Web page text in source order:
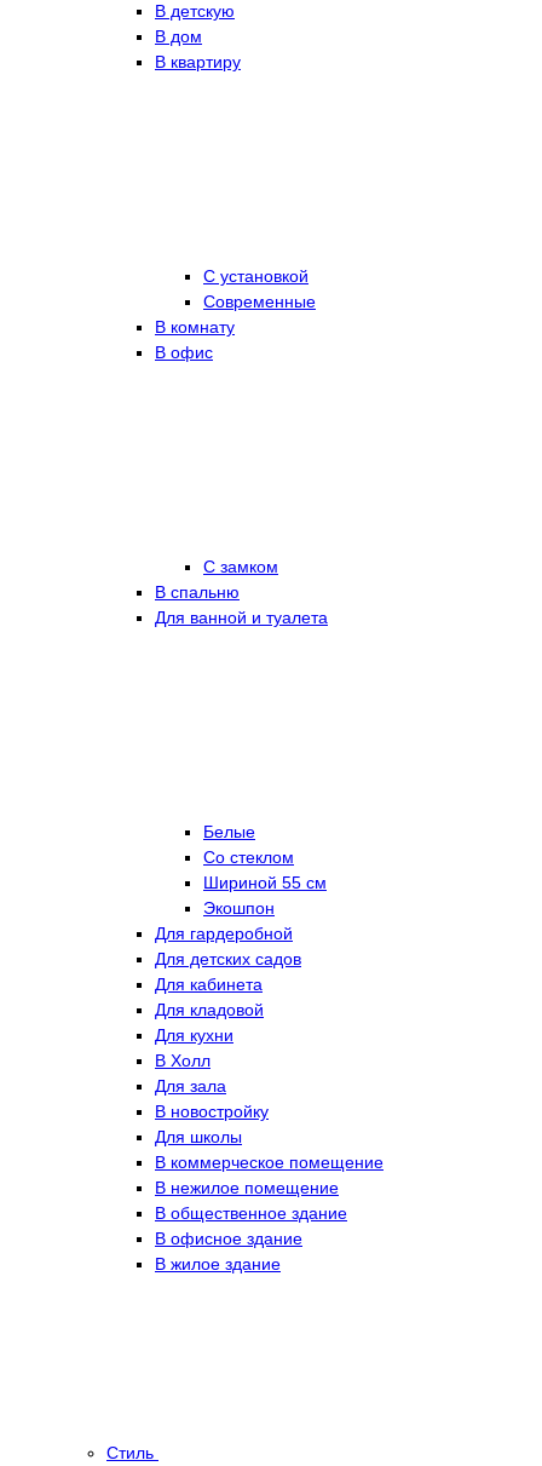
В детскую
В дом
В квартиру
С установкой
Современные
В комнату
В офис
С замком
В спальню
Для ванной и туалета
Белые
Со стеклом
Шириной 55 см
Экошпон
Для гардеробной
Для детских садов
Для кабинета
Для кладовой
Для кухни
В Холл
Для зала
В новостройку
Для школы
В коммерческое помещение
В нежилое помещение
В общественное здание
В офисное здание
В жилое здание
Стиль